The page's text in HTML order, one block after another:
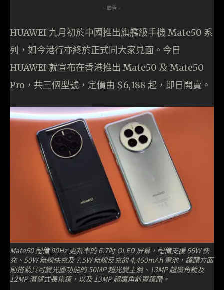
- 廣告 -
HUAWEI 九月初於中國推出旗艦級手機 Mate50 系
列，如今港行亦終於正式同大家見面。今日
HUAWEI 就宣布在香港推出 Mate50 及 Mate50
Pro，共三個型號，定價由 $6,188 起，即日開賣。
Mate50 配備 90Hz 更新率的 6.7吋 OLED 屏幕，配備支援 66W 快
充、50W 無線快充及 7.5W 無線反充的 4,460mAh 電池，鏡頭方面
則搭載具可變光圈功能的 50MP 超光變主鏡、13MP 超廣角鏡及
12MP 潛望式長焦鏡，以及 13MP 超廣角前置鏡頭。